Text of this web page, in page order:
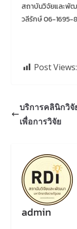
สถาบันวิจัยและพั
วลีรักษ์ 06-1695-
Post Views:
บริการคลินิกวิจั
เพื่อการวิจัย
admin